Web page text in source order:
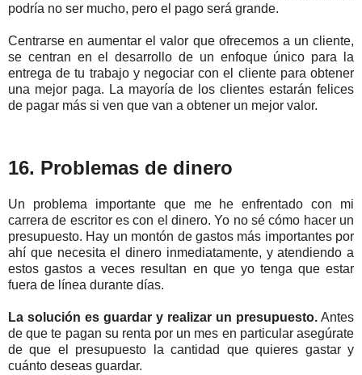
podría no ser mucho, pero el pago será grande.
Centrarse en aumentar el valor que ofrecemos a un cliente,
se centran en el desarrollo de un enfoque único para la
entrega de tu trabajo y negociar con el cliente para obtener
una mejor paga. La mayoría de los clientes estarán felices
de pagar más si ven que van a obtener un mejor valor.
16. Problemas de dinero
Un problema importante que me he enfrentado con mi
carrera de escritor es con el dinero. Yo no sé cómo hacer un
presupuesto. Hay un montón de gastos más importantes por
ahí que necesita el dinero inmediatamente, y atendiendo a
estos gastos a veces resultan en que yo tenga que estar
fuera de línea durante días.
La solución es guardar y realizar un presupuesto. Antes
de que te pagan su renta por un mes en particular asegúrate
de que el presupuesto la cantidad que quieres gastar y
cuánto deseas guardar.